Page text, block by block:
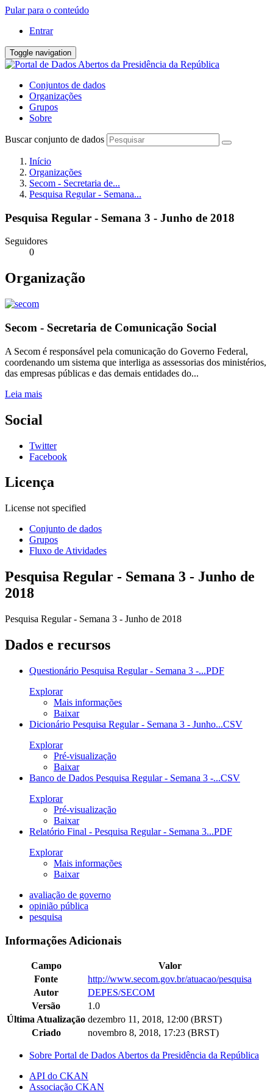
Pular para o conteúdo
Entrar
Toggle navigation
Conjuntos de dados
Organizações
Grupos
Sobre
Buscar conjunto de dados
Início
Organizações
Secom - Secretaria de...
Pesquisa Regular - Semana...
Pesquisa Regular - Semana 3 - Junho de 2018
Seguidores
0
Organização
Secom - Secretaria de Comunicação Social
A Secom é responsável pela comunicação do Governo Federal,
coordenando um sistema que interliga as assessorias dos ministérios,
das empresas públicas e das demais entidades do...
Leia mais
Social
Twitter
Facebook
Licença
License not specified
Conjunto de dados
Grupos
Fluxo de Atividades
Pesquisa Regular - Semana 3 - Junho de
2018
Pesquisa Regular - Semana 3 - Junho de 2018
Dados e recursos
Questionário Pesquisa Regular - Semana 3 -...PDF
Explorar
Mais informações
Baixar
Dicionário Pesquisa Regular - Semana 3 - Junho...CSV
Explorar
Pré-visualização
Baixar
Banco de Dados Pesquisa Regular - Semana 3 -...CSV
Explorar
Pré-visualização
Baixar
Relatório Final - Pesquisa Regular - Semana 3...PDF
Explorar
Mais informações
Baixar
avaliação de governo
opinião pública
pesquisa
Informações Adicionais
Campo
Valor
Fonte
http://www.secom.gov.br/atuacao/pesquisa
Autor
DEPES/SECOM
Versão
1.0
Última Atualização dezembro 11, 2018, 12:00 (BRST)
Criado
novembro 8, 2018, 17:23 (BRST)
Sobre Portal de Dados Abertos da Presidência da República
API do CKAN
Associação CKAN